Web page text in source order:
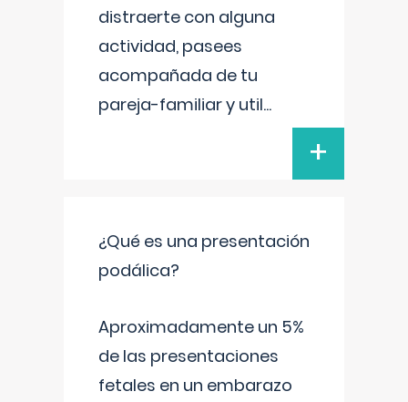
distraerte con alguna
actividad, pasees
acompañada de tu
pareja-familiar y util...
+
¿Qué es una presentación
podálica?
Aproximadamente un 5%
de las presentaciones
fetales en un embarazo